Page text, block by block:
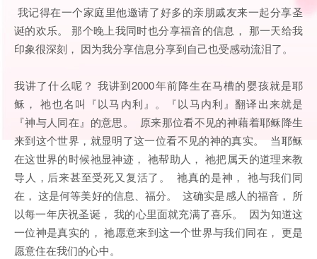
我记得在一个家庭里他邀请了好多的亲朋戚友来一起分享圣
诞的欢乐。 那个晚上我同时也分享福音的信息， 那一天给我
印象很深刻， 因为我分享信息分享到自己也受感动流泪了。
我讲了什么呢？ 我讲到2000年前降生在马槽的婴孩就是耶
稣， 祂也名叫『以马内利』。『以马内利』翻译出来就是
『神与人同在』的意思。 原来那位看不见的神藉着耶稣降生
来到这个世界，就显明了这一位看不见的神的真实。 当耶稣
在这世界的时候祂显神迹， 祂帮助人， 祂把属天的道理来教
导人，后来甚至受死又复活了。 祂真的是神， 祂与我们同
在， 这是何等美好的信息、福分。 这确实是感人的福音， 所
以每一年庆祝圣诞， 我的心里面就充满了喜乐。 因为知道这
一位神是真实的， 祂愿意来到这一个世界与我们同在， 更是
愿意住在我们的心中。